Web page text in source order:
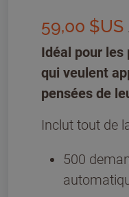
59,00 $US
Idéal pour les
qui veulent
pensées de
Inclut tout de
500